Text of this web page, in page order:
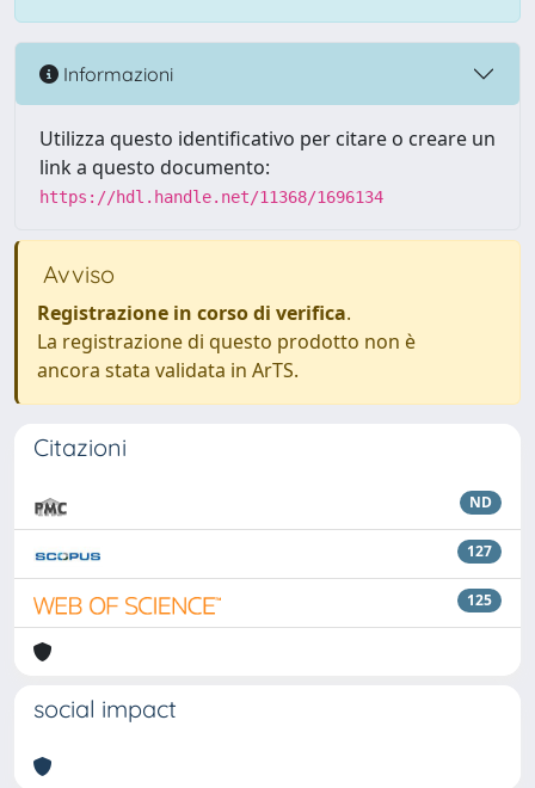
Informazioni
Utilizza questo identificativo per citare o creare un
link a questo documento:
https://hdl.handle.net/11368/1696134
Avviso
Registrazione in corso di verifica.
La registrazione di questo prodotto non è
ancora stata validata in ArTS.
Citazioni
ND
127
125
social impact